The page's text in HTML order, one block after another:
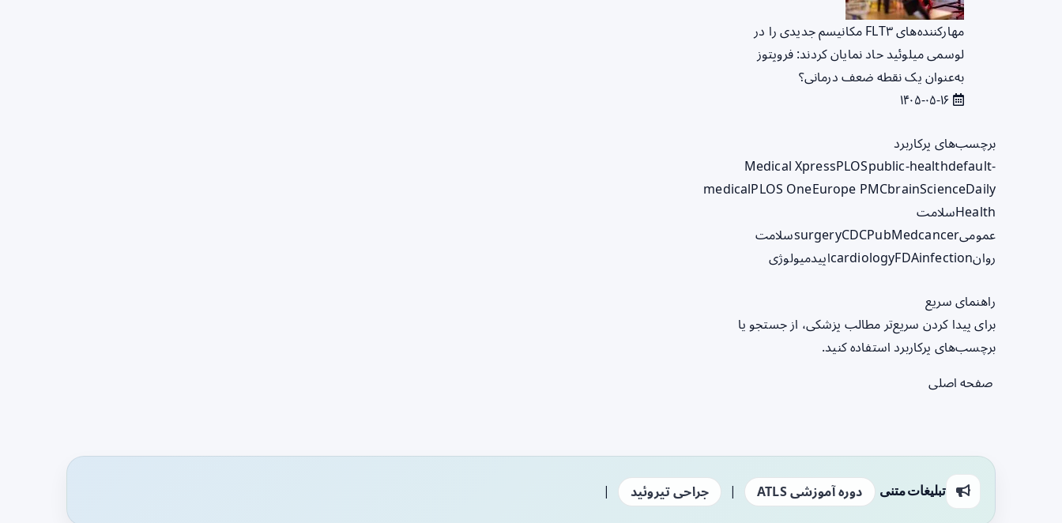
مهارکننده‌های FLT۳ مکانیسم جدیدی را در
لوسمی میلوئید حاد نمایان کردند: فروپتوز
به‌عنوان یک نقطه ضعف درمانی؟
برچسب‌های پرکاربرد
Medical XpressPLOSpublic-healthdefault-
medicalPLOS OneEurope PMCbrainScienceDaily
Healthسلامت
عمومی
surgeryCDCPubMedcancer
سلامت
روان
cardiologyFDAinfection اپیدمیولوژی
راهنمای سریع
برای پیدا کردن سریع‌تر مطالب پزشکی، از جستجو یا
برچسب‌های پرکاربرد استفاده کنید.
صفحه اصلی
تبلیغات متنی دوره آموزشی ATLS | جراحی تیروئید |